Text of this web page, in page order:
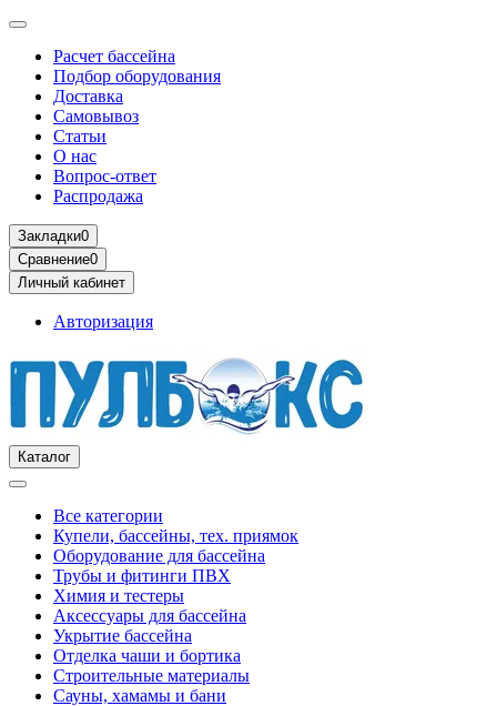
Расчет бассейна
Подбор оборудования
Доставка
Самовывоз
Статьи
О нас
Вопрос-ответ
Распродажа
Закладки0
Сравнение0
Личный кабинет
Авторизация
Каталог
Все категории
Купели, бассейны, тех. приямок
Оборудование для бассейна
Трубы и фитинги ПВХ
Химия и тестеры
Аксессуары для бассейна
Укрытие бассейна
Отделка чаши и бортика
Строительные материалы
Сауны, хамамы и бани